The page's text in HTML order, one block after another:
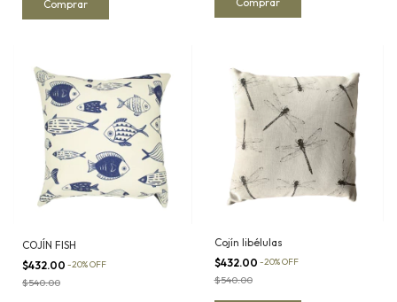
COJÍN FISH
$432.00 -20%OFF
$540.00
Cojín libélulas
$432.00 -20%OFF
$540.00